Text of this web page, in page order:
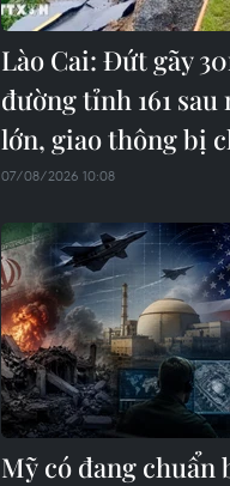
Lào Cai: Đứt gãy
đường tỉnh 161 sau
lớn, giao thông bị
07/08/2026 10:08
Mỹ có đang chuẩn